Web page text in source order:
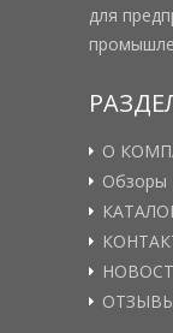
для
О
Обзоры